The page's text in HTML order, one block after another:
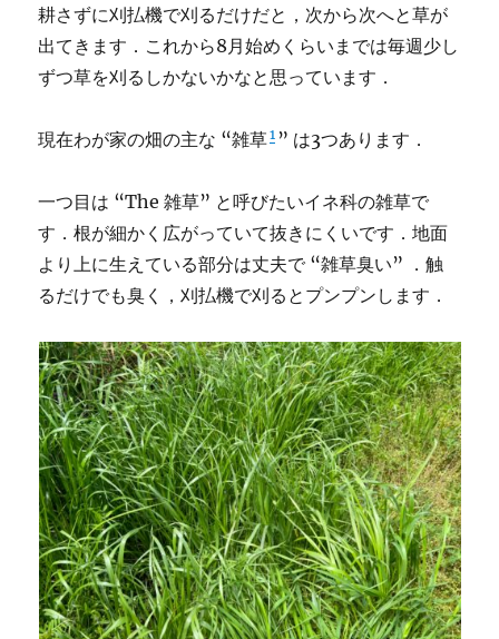
耕さずに刈払機で刈るだけだと，次から次へと草が
出てきます．これから8月始めくらいまでは毎週少し
ずつ草を刈るしかないかなと思っています．
現在わが家の畑の主な “雑草1 ” は3つあります．
一つ目は “The 雑草” と呼びたいイネ科の雑草で
す．根が細かく広がっていて抜きにくいです．地面
より上に生えている部分は丈夫で “雑草臭い” ．触
るだけでも臭く，刈払機で刈るとプンプンします．